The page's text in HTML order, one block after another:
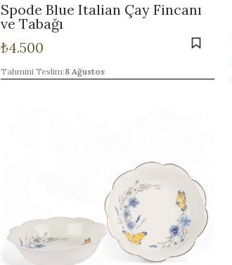
Spode Blue Italian Çay Fincanı
ve Tabağı
₺4.500
Tahmini Teslim:8 Ağustos